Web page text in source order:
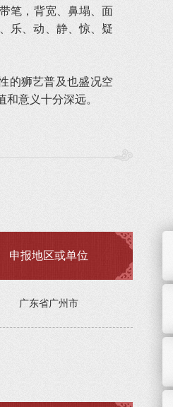
笔，背宽、鼻塌、面
乐、动、静、惊、疑
的狮艺普及也盛况空
意义十分深远。
申报地区或单位
广东省广州市